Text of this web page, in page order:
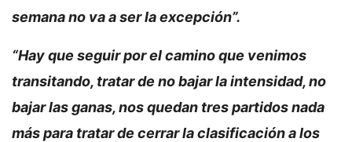
semana no va a ser la excepción”.
“Hay que seguir por el camino que venimos
transitando, tratar de no bajar la intensidad, no
bajar las ganas, nos quedan tres partidos nada
más para tratar de cerrar la clasificación a los